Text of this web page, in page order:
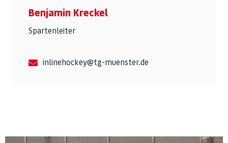
Benjamin Kreckel
Spartenleiter
inlinehockey@tg-muenster.de